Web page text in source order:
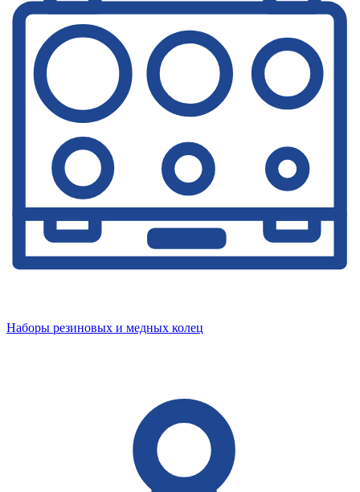
Наборы резиновых и медных колец